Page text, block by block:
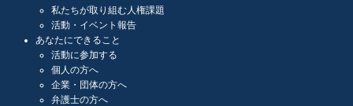
私たちが取り組む人権課題
活動・イベント報告
あなたにできること
活動に参加する
個人の方へ
企業・団体の方へ
弁護士の方へ